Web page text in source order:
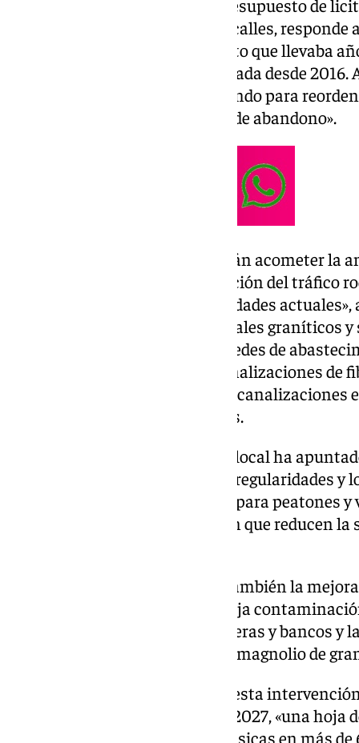
proyecto, que cuenta con un presupuesto de
la reforma completa de ambas calles,
esperada por los vecinos», puesto que llevaba
contar con reparcelación aprobada desde
equipo de gobierno está trabajando para
este vacío urbano tras décadas de abandono».
En concreto, las obras permitirán acometer la
plataforma única y la reordenación del tráfico
peatón «de acuerdo a las necesidades
viales y pavimentos con materiales graníticos
modernización integral de las redes de
sustitución completa de las canalizaciones de
deteriorados y la instalación de canalizaciones
soterramientos de líneas aéreas.
Igualmente, la Administración local ha
deteriorado acabando con las irregularidades
circulación más fluida y segura para peatones
de materiales de pavimentación que reducen
Asimismo, las obras incluyen también la
tecnología LED eficiente y de baja
nuevo mobiliario urbano, papeleras y bancos
árboles y el mantenimiento del magnolio de
Así, Catalina ha destacado que esta
Plan Municipal de Obras 2024-2027, «una
modernizar infraestructuras básicas en más